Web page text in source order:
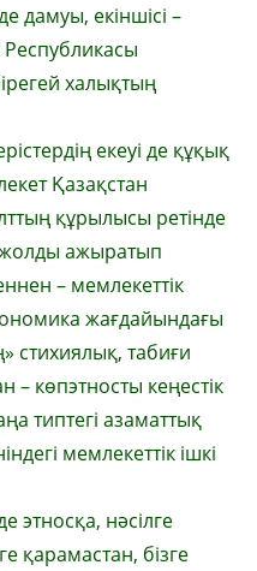
дамуы, екіншісі –
Республикасы
халықтың
екеуі де құқық
Қазақстан
құрылысы ретінде
жолды ажыратып
– мемлекеттік
жағдайындағы
стихиялық, та­би­ғи
– кө­пэт­носты кеңестік
типтегі азаматтық
мемлекеттік ішкі
этносқа, нә­­сілге
қара­мас­тан, бізге